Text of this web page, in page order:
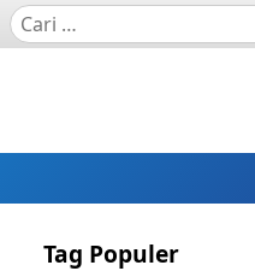
Tag Populer